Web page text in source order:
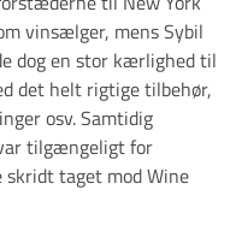
vinsælger, mens Sybil
dog en stor kærlighed til
det helt rigtige tilbehør,
osv. Samtidig
tilgængeligt for
skridt taget mod Wine